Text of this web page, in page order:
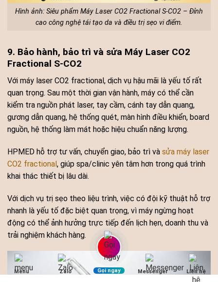
Hình ảnh: Siêu phẩm Máy Laser CO2 Fractional S-CO2 – Đỉnh
cao công nghệ tái tạo da và điều trị sẹo vi điểm.
9. Bảo hành, bảo trì và sửa Máy Laser CO2
Fractional S-CO2
Với máy laser CO2 fractional, dịch vụ hậu mãi là yếu tố rất
quan trọng. Sau một thời gian vận hành, máy có thể cần
kiểm tra nguồn phát laser, tay cầm, cánh tay dẫn quang,
gương dẫn quang, hệ thống quét, màn hình điều khiển, board
nguồn, hệ thống làm mát hoặc hiệu chuẩn năng lượng.
HPMED hỗ trợ tư vấn, chuyển giao, bảo trì và sửa máy laser
CO2 fractional, giúp spa/clinic yên tâm hơn trong quá trình
khai thác thiết bị lâu dài.
Với dịch vụ trị sẹo theo liệu trình, việc có đội kỹ thuật hỗ trợ
nhanh là yếu tố đặc biệt quan trọng, vì máy ngừng hoạt
động có thể ảnh hưởng trực tiếp đến lịch hẹn, doanh thu và
trải nghiệm khách hàng.
Menu Zalo Gọi ngay Messenger Liên hệ